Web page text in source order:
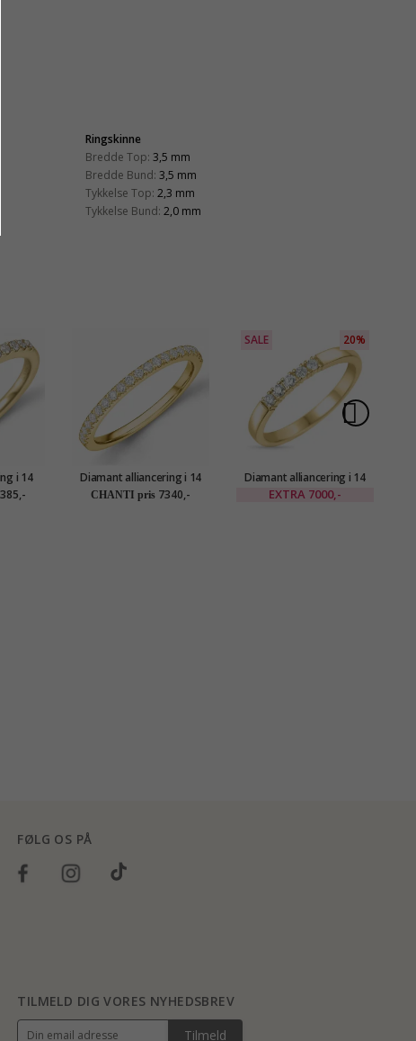
Ringskinne
Bredde Top: 3,5 mm
Bredde Bund: 3,5 mm
Tykkelse Top: 2,3 mm
Tykkelse Bund: 2,0 mm
i 14
ct
Diamant alliancering i 14
karat guld 0,25 ct
CHANTI pris 7340,-
SALE 20%
Diamant alliancering i 14
karat guld 5 x 0,03 ct
EXTRA 7000,-
FØLG OS PÅ
TILMELD DIG VORES NYHEDSBREV
Tilmeld